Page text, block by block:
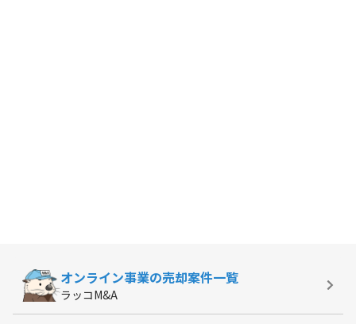
オンライン事業の売却案件一覧
ラッコM&A